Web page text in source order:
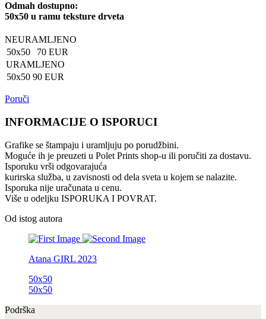
Odmah dostupno:
50x50 u ramu teksture drveta
NEURAMLJENO
50x50
70 EUR
URAMLJENO
50x50 90 EUR
Poruči
INFORMACIJE O ISPORUCI
Grafike se štampaju i uramljuju po porudžbini.
Moguće ih je preuzeti u Polet Prints shop-u ili poručiti za dostavu.
Isporuku vrši odgovarajuća
kurirska služba, u zavisnosti od dela sveta u kojem se nalazite.
Isporuka nije uračunata u cenu.
Više u odeljku ISPORUKA I POVRAT.
Od istog autora
Atana GIRL 2023
50x50
50x50
Podrška